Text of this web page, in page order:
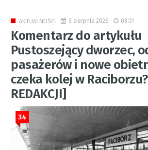
AKTUALNOŚCI 6 sierpnia 2026 08:51
Komentarz do artykułu
Pustoszejący dworzec,
pasażerów i nowe
czeka kolej w Raciborzu?
REDAKCJI]
34